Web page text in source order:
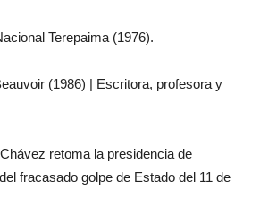
Terepaima (1976).
(1986) | Escritora, profesora y
retoma la presidencia de
fracasado golpe de Estado del 11 de